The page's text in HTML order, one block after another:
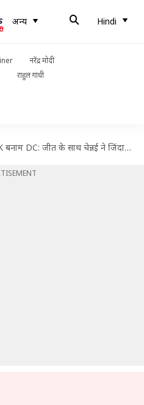
अन्य Hindi
नरेंद्र मोदी
राहुल गांधी
DC: जीत के साथ चेन्नई ने जिंदा रखी प्ले-ऑफ की उम्मीदें, बने ये रिकॉर्ड्स